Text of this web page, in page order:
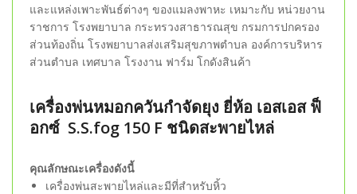
และแหล่งเพาะพันธ์ต่างๆ ของแมลงพาหะ เหมาะกับ หน่วยงาน
ราชการ โรงพยาบาล กระทรวงสาธารณสุข กรมการปกครอง
ส่วนท้องถิ่น โรงพยาบาลส่งเสริมสุขภาพตำบล องค์การบริหาร
ส่วนตำบล เทศบาล โรงงาน ฟาร์ม โกดังสินค้า
เครื่องพ่นหมอกควันกำจัดยุง ยี่ห้อ เอสเอส ฟ็
อกซ์ S.S.fog 150 F ชนิดสะพายไหล่
คุณลักษณะเครื่องดังนี้
เครื่องพ่นสะพายไหล่และมีที่สำหรับหิ้ว